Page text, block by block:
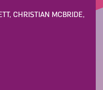
CHRISTIAN MCBRIDE,